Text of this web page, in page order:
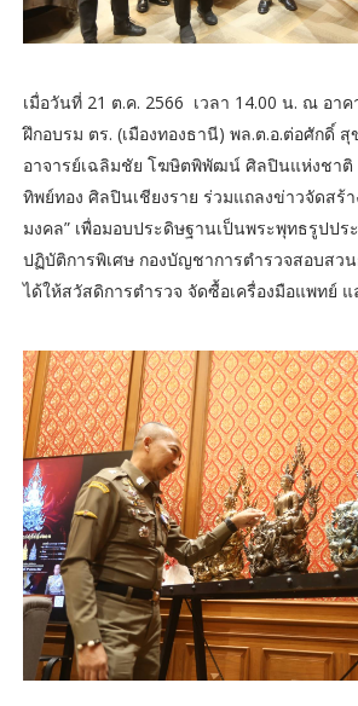
เมื่อวันที่ 21 ต.ค. 2566 เวลา 14.00 น. ณ อา
ฝึกอบรม ตร. (เมืองทองธานี) พล.ต.อ.ต่อศักดิ์
อาจารย์เฉลิมชัย โฆษิตพิพัฒน์ ศิลปินแห่งชาติ
ทิพย์ทอง ศิลปินเชียงราย ร่วมแถลงข่าวจัดสร้
มงคล” เพื่อมอบประดิษฐานเป็นพระพุทธรูปปร
ปฏิบัติการพิเศษ กองบัญชาการตำรวจสอบสว
ได้ให้สวัสดิการตำรวจ จัดซื้อเครื่องมือแพทย์